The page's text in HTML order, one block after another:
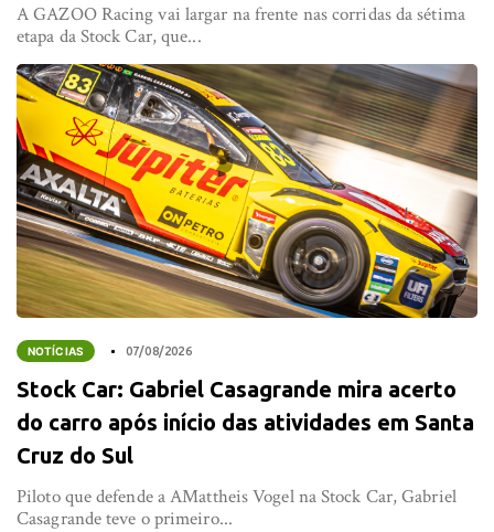
A GAZOO Racing vai largar na frente nas corridas da sétima
etapa da Stock Car, que...
NOTÍCIAS 07/08/2026
Stock Car: Gabriel Casagrande mira acerto
do carro após início das atividades em Santa
Cruz do Sul
Piloto que defende a AMattheis Vogel na Stock Car, Gabriel
Casagrande teve o primeiro...